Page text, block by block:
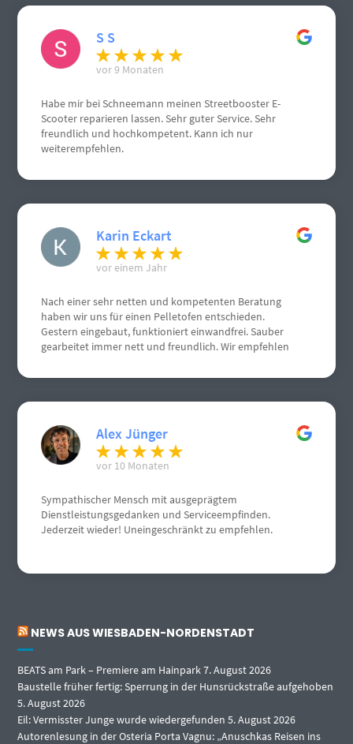
S S
vor 9 Monaten
Habe mir bei Schneemann meinen Streetbooster E-
Scooter reparieren lassen. Sehr guter Service. Sehr
freundlich und hochkompetent. Kann ich nur
weiterempfehlen.
Karin Eckart
vor einem Jahr
Nach einer sehr netten und kompetenten Beratung
haben wir uns für einen Pelletofen entschieden.
Gestern eingebaut, funktioniert einwandfrei. Sauber
gearbeitet immer nett und freundlich. Wir empfehlen
Geschäfte. Grüße aus Gau Algesheim
Alex Jünger
vor 10 Monaten
Sympathischer Mensch mit ausgeprägtem
Dienstleistungsgedanken und Serviceempfinden.
Jederzeit wieder! Uneingeschränkt zu empfehlen.
NEWS AUS WIESBADEN-NORDENSTADT
BEATS am Park – Premiere am Hainpark7. August 2026
Baustelle früher fertig: Sperrung in der Hunsrückstraße aufgehoben
5. August 2026
Eil: Vermisster Junge wurde wiedergefunden 5. August 2026
Autorenlesung in der Osteria Porta Vagnu: „Anuschkas Reisen ins